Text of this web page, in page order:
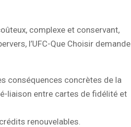
complexe et conservant,
l’UFC-Que Choisir demande
conséquences concrètes de la
liaison entre cartes de fidélité et
renouvelables.